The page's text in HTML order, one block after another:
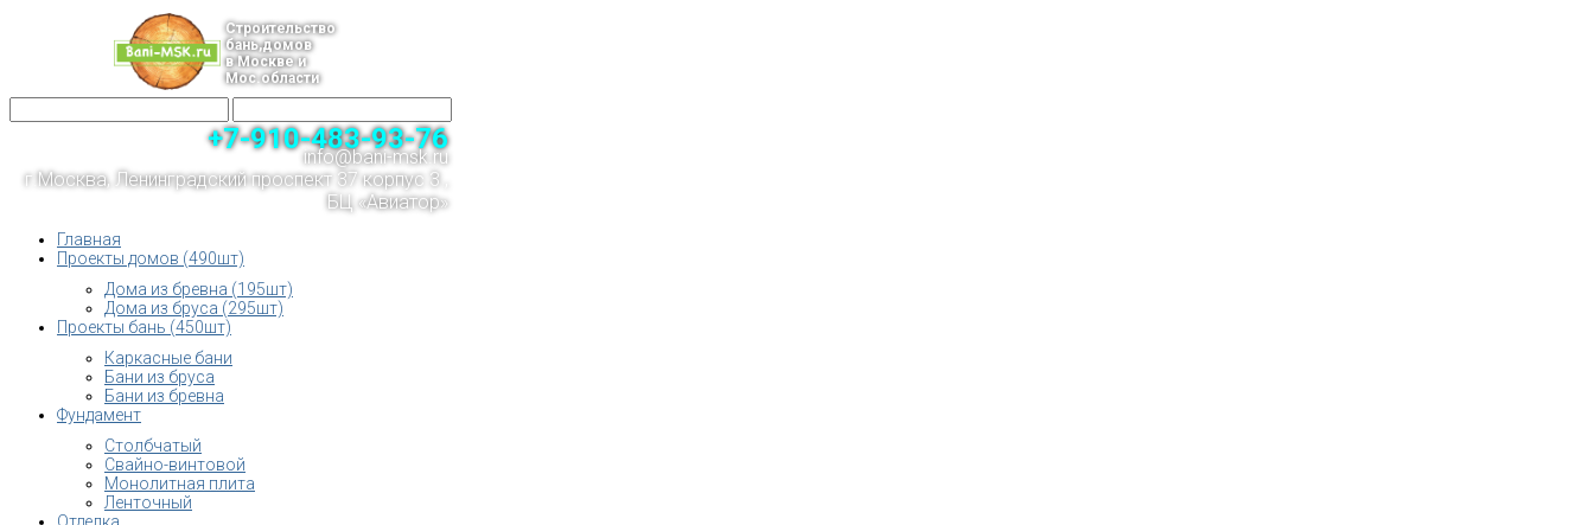
Строительство
бань,домов
в Москве и
Мос.области
+7-910-483-93-76
info@bani-msk.ru
г.Москва, Ленинградский проспект 37 корпус 3 ,
БЦ «Авиатор»
Главная
Проекты домов (490шт)
Дома из бревна (195шт)
Дома из бруса (295шт)
Проекты бань (450шт)
Каркасные бани
Бани из бруса
Бани из бревна
Фундамент
Столбчатый
Свайно-винтовой
Монолитная плита
Ленточный